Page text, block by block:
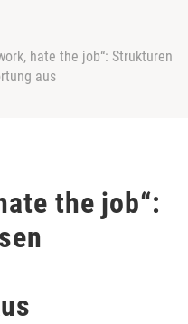
hate the job“: Strukturen
aus
the job“: